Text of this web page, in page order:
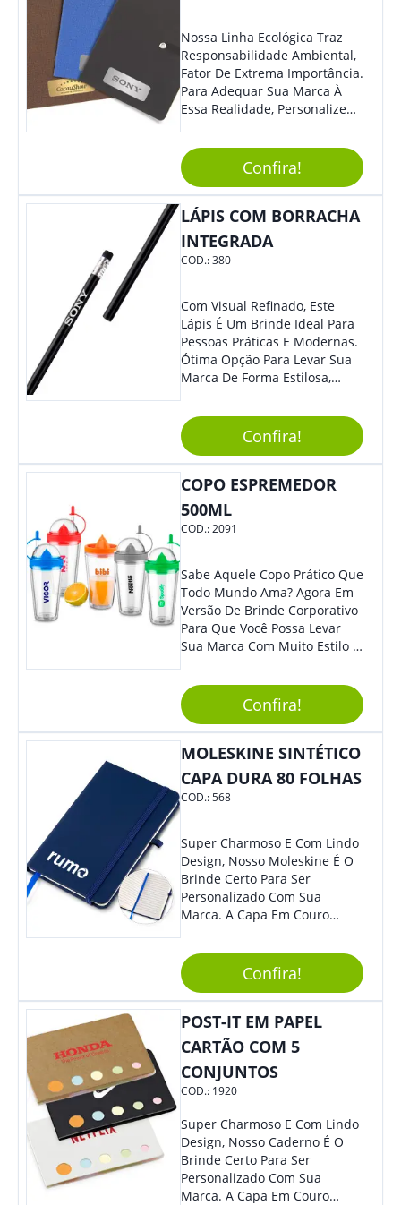
Nossa Linha Ecológica Traz
Responsabilidade Ambiental,
Fator De Extrema Importância.
Para Adequar Sua Marca À
Essa Realidade, Personalize
Anotações Com Post-It E
Caneta. Elaborado A Partir De
Material Reciclado, O Brinde
Também É Prático, Tornando-
Se Assim Excelente Para Uso
Cotidiano. Perfeito, Não É?!
Confira!
LÁPIS COM BORRACHA
INTEGRADA
COD.:380
Com Visual Refinado, Este
Lápis É Um Brinde Ideal Para
Pessoas Práticas E Modernas.
Ótima Opção Para Levar Sua
Marca De Forma Estilosa,
Empresa Em Eventos,
Reuniões Corporativas Ou Até
Mesmo Para Presentear
Colaboradores E Parceiros De
Sua Empresa.
Confira!
COPO ESPREMEDOR
500ML
COD.:2091
Sabe Aquele Copo Prático Que
Todo Mundo Ama? Agora Em
Versão De Brinde Corporativo
Para Que Você Possa Levar
Sua Marca Com Muito Estilo E
Praticidade À Eventos E Feiras
De Exposição.Confira!
MOLESKINE SINTÉTICO
CAPA DURA 80 FOLHAS
COD.:568
Super Charmoso E Com Lindo
Design, Nosso Moleskine É O
Brinde Certo Para Ser
Personalizado Com Sua
Marca. A Capa Em Couro
Elástico Permite Maior
Segurança Ao Carregá-Lo.
Ofereça A Seus Clientes E
Colaboradores, Sem Dúvidas
Eles Irão Adorar.
Confira!
POST-IT EM PAPEL
CARTÃO COM 5
CONJUNTOS
COD.: 1920
Super Charmoso E Com Lindo
Design, Nosso Caderno É O
Brinde Certo Para Ser
Personalizado Com Sua
Marca. A Capa Em Couro